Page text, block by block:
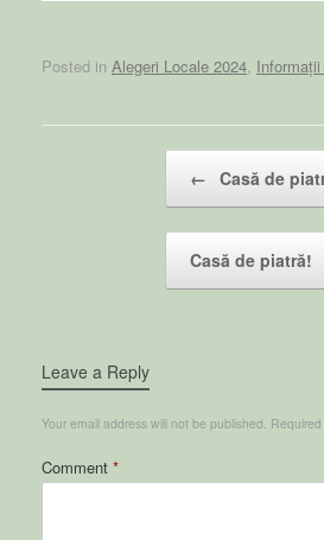
Posted in Alegeri Locale 2024,
← Casă de
Casă de piatră!
Leave a Reply
Your email address will not be published.
Comment *